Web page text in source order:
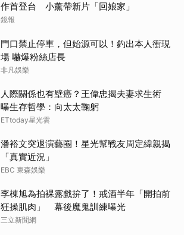
作首登台 小薰帶新片「回娘家」
鏡報
門口禁止停車，但始源可以！釣出本人衝現
場 嚇爆粉絲店長
非凡娛樂
人際關係也有壁癌？王偉忠揭夫妻求生術
曝生存哲學：向太太鞠躬
ETtoday星光雲
潘裕文突退演藝圈！星光幫戰友周定緯親揭
「真實近況」
EBC 東森娛樂
李棟旭為拍裸露戲拚了！戒酒半年「開拍前
狂操肌肉」 幕後魔鬼訓練曝光
三立新聞網